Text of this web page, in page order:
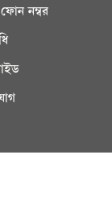
নম্বর